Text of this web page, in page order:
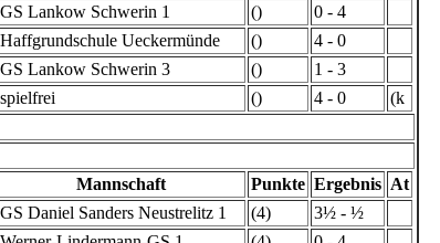
GS Lankow Schwerin 1 ()
0 - 4
Haffgrundschule Ueckermünde ()
4 - 0
GS Lankow Schwerin 3 ()
1 - 3
spielfrei () 4 - 0 (k
Mannschaft Punkte Ergebnis At
GS Daniel Sanders Neustrelitz 1 (4)
3½ - ½